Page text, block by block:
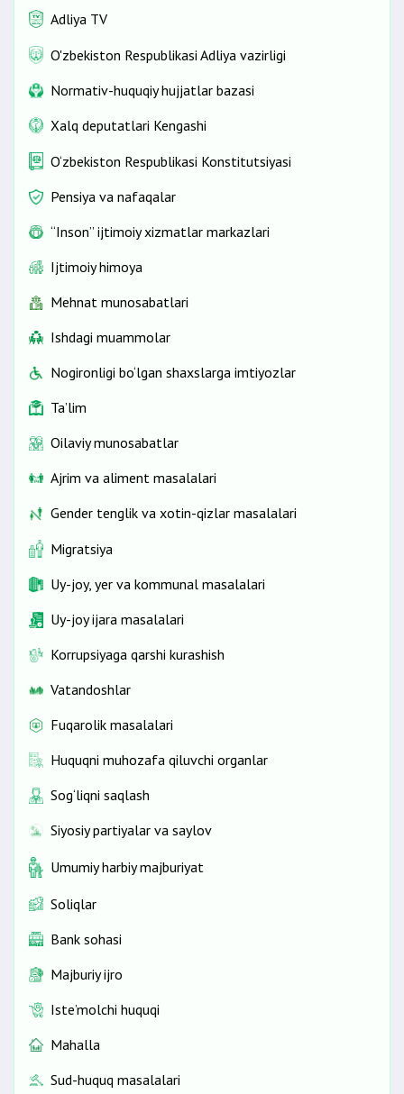
Adliya TV
O'zbekiston Respublikasi Adliya vazirligi
Normativ-huquqiy hujjatlar bazasi
Xalq deputatlari Kengashi
O‘zbekiston Respublikasi Konstitutsiyasi
Pensiya va nafaqalar
“Inson” ijtimoiy xizmatlar markazlari
Ijtimoiy himoya
Mehnat munosabatlari
Ishdagi muammolar
Nogironligi bo‘lgan shaxslarga imtiyozlar
Ta’lim
Oilaviy munosabatlar
Ajrim va aliment masalalari
Gender tenglik va xotin-qizlar masalalari
Migratsiya
Uy-joy, yer va kommunal masalalari
Uy-joy ijara masalalari
Korrupsiyaga qarshi kurashish
Vatandoshlar
Fuqarolik masalalari
Huquqni muhozafa qiluvchi organlar
Sog‘liqni saqlash
Siyosiy partiyalar va saylov
Umumiy harbiy majburiyat
Soliqlar
Bank sohasi
Majburiy ijro
Iste’molchi huquqi
Mahalla
Sud-huquq masalalari